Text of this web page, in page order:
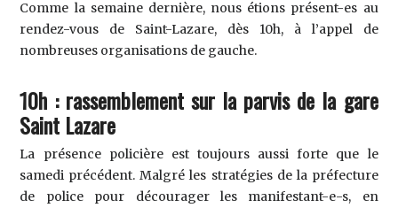
Comme la semaine dernière, nous étions présent-es au
rendez-vous de Saint-Lazare, dès 10h, à l’appel de
nombreuses organisations de gauche.
10h : rassemblement sur la parvis de la gare
Saint Lazare
La présence policière est toujours aussi forte que le
samedi précédent. Malgré les stratégies de la préfecture
de police pour décourager les manifestant-e-s, en